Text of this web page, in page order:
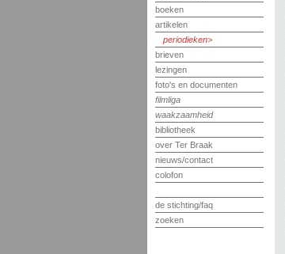
boeken
artikelen
periodieken
brieven
lezingen
foto's en documenten
filmliga
waakzaamheid
bibliotheek
over Ter Braak
nieuws/contact
colofon
de stichting/faq
zoeken